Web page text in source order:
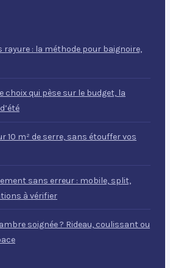
rayure : la méthode pour baignoire,
choix qui pèse sur le budget, la
10 m² de serre, sans étouffer vos
sans erreur : mobile, split,
à vérifier
soignée ? Rideau, coulissant ou